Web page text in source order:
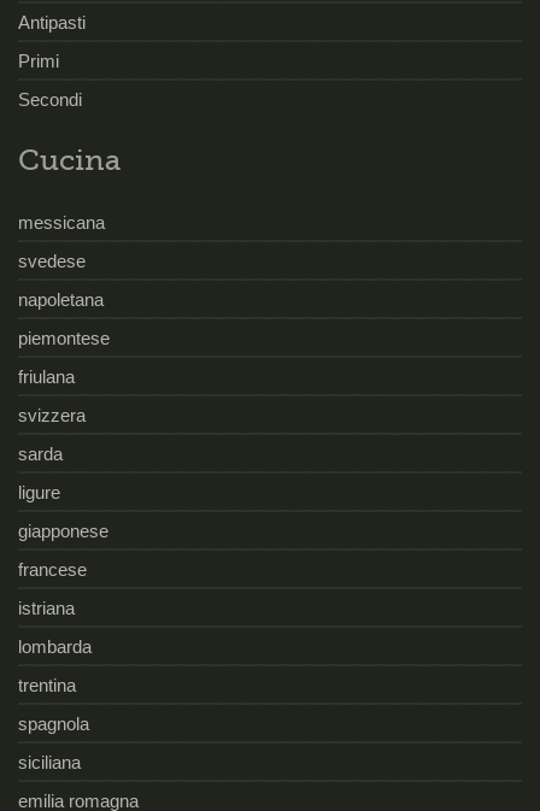
Antipasti
Primi
Secondi
Cucina
messicana
svedese
napoletana
piemontese
friulana
svizzera
sarda
ligure
giapponese
francese
istriana
lombarda
trentina
spagnola
siciliana
emilia romagna